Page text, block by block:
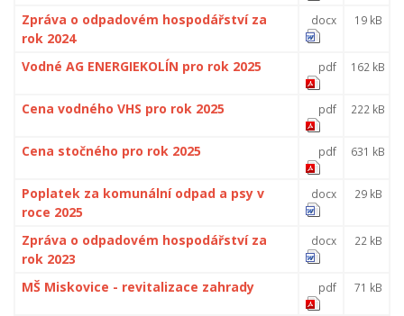
Zpráva o odpadovém hospodářství za
rok 2024
docx 19 kB
Vodné AG ENERGIEKOLÍN pro rok 2025 pdf 162 kB
Cena vodného VHS pro rok 2025 pdf 222 kB
Cena stočného pro rok 2025 pdf 631 kB
Poplatek za komunální odpad a psy v
roce 2025
docx 29 kB
Zpráva o odpadovém hospodářství za
rok 2023
docx 22 kB
MŠ Miskovice - revitalizace zahrady pdf 71 kB